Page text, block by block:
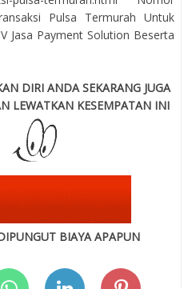
Pulsa Termurah Untuk
Jasa Payment Solution Beserta
DIRI ANDA SEKARANG JUGA
LEWATKAN KESEMPATAN INI
BIAYA APAPUN